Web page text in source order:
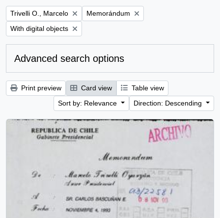
Remove filter:
Trivelli O., Marcelo Remove filter:
Memorándum
Remove filter:
With digital objects
Advanced search options
Print preview Card view
Table view
Sort by: Relevance
Direction: Descending